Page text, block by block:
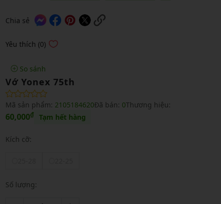
Chia sẻ
Yêu thích (0)
So sánh
Vớ Yonex 75th
Mã sản phẩm: 2105184620Đã bán: 0Thương hiệu:
60,000₫ Tạm hết hàng
Kích cỡ:
Số lượng: